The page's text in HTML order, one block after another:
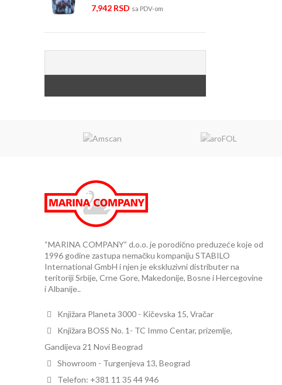
7,942 RSD sa PDV-om
“MARINA COMPANY” d.o.o. je porodično preduzeće koje od
1996 godine zastupa nemačku kompaniju STABILO
International GmbH i njen je ekskluzivni distributer na
teritoriji Srbije, Crne Gore, Makedonije, Bosne i Hercegovine
i Albanije..
Knjižara Planeta 3000 - Kičevska 15, Vračar
Knjižara BOSS No. 1- TC Immo Centar, prizemlje,
Gandijeva 21 Novi Beograd
Showroom - Turgenjeva 13, Beograd
Telefon: +381 11 35 44 946